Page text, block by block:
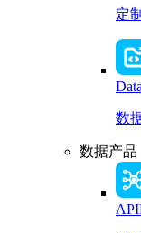
定
数
数据产品